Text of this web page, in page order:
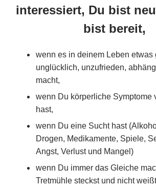
interessiert, Du bist
bist bereit,
wenn es in deinem Leben etwas
unglücklich, unzufrieden,
macht,
wenn Du körperliche Symptome
hast,
wenn Du eine Sucht hast
Drogen, Medikamente, Spiele,
Angst, Verlust und Mangel)
wenn Du immer das Gleiche
Tretmühle steckst und nicht